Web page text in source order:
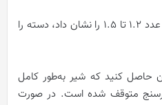
وقتی عقربه فشارسنج عدد 1.2 تا 1.5 را نشان داد، دسته را
حاصل کنید که شیر به‌طور کامل
متوقف شده‌ است. در صورت